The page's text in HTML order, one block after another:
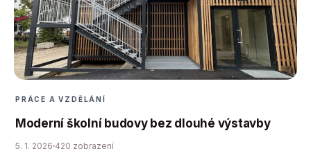
PRÁCE A VZDĚLÁNÍ
Moderní školní budovy bez dlouhé výstavby
5. 1. 2026 420 zobrazení